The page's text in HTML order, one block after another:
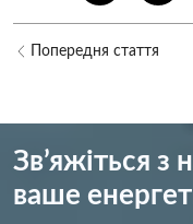
Попередня стаття
Зв’яжіться
ваше